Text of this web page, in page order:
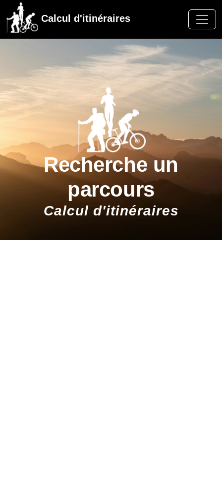
Calcul d'itinéraires
Recherche un
parcours
Calcul d'itinéraires